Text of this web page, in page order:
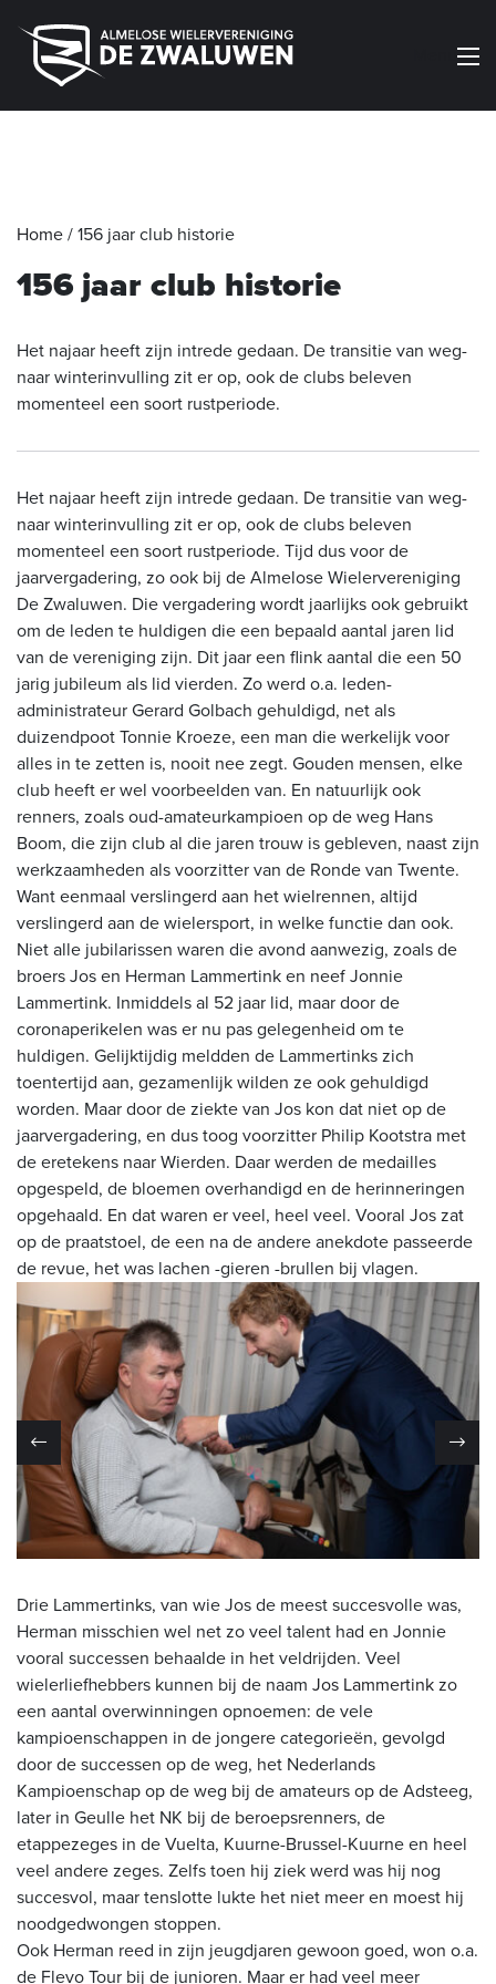
Home / 156 jaar club historie
156 jaar club historie
Het najaar heeft zijn intrede gedaan. De transitie van weg-
naar winterinvulling zit er op, ook de clubs beleven
momenteel een soort rustperiode.
Het najaar heeft zijn intrede gedaan. De transitie van weg-
naar winterinvulling zit er op, ook de clubs beleven
momenteel een soort rustperiode. Tijd dus voor de
jaarvergadering, zo ook bij de Almelose Wielervereniging
De Zwaluwen. Die vergadering wordt jaarlijks ook gebruikt
om de leden te huldigen die een bepaald aantal jaren lid
van de vereniging zijn. Dit jaar een flink aantal die een 50
jarig jubileum als lid vierden. Zo werd o.a. leden-
administrateur Gerard Golbach gehuldigd, net als
duizendpoot Tonnie Kroeze, een man die werkelijk voor
alles in te zetten is, nooit nee zegt. Gouden mensen, elke
club heeft er wel voorbeelden van. En natuurlijk ook
renners, zoals oud-amateurkampioen op de weg Hans
Boom, die zijn club al die jaren trouw is gebleven, naast zijn
werkzaamheden als voorzitter van de Ronde van Twente.
Want eenmaal verslingerd aan het wielrennen, altijd
verslingerd aan de wielersport, in welke functie dan ook.
Niet alle jubilarissen waren die avond aanwezig, zoals de
broers Jos en Herman Lammertink en neef Jonnie
Lammertink. Inmiddels al 52 jaar lid, maar door de
coronaperikelen was er nu pas gelegenheid om te
huldigen. Gelijktijdig meldden de Lammertinks zich
toentertijd aan, gezamenlijk wilden ze ook gehuldigd
worden. Maar door de ziekte van Jos kon dat niet op de
jaarvergadering, en dus toog voorzitter Philip Kootstra met
de eretekens naar Wierden. Daar werden de medailles
opgespeld, de bloemen overhandigd en de herinneringen
opgehaald. En dat waren er veel, heel veel. Vooral Jos zat
op de praatstoel, de een na de andere anekdote passeerde
de revue, het was lachen -gieren -brullen bij vlagen.
Drie Lammertinks, van wie Jos de meest succesvolle was,
Herman misschien wel net zo veel talent had en Jonnie
vooral successen behaalde in het veldrijden. Veel
wielerliefhebbers kunnen bij de naam Jos Lammertink zo
een aantal overwinningen opnoemen: de vele
kampioenschappen in de jongere categorieën, gevolgd
door de successen op de weg, het Nederlands
Kampioenschap op de weg bij de amateurs op de Adsteeg,
later in Geulle het NK bij de beroepsrenners, de
etappezeges in de Vuelta, Kuurne-Brussel-Kuurne en heel
veel andere zeges. Zelfs toen hij ziek werd was hij nog
succesvol, maar tenslotte lukte het niet meer en moest hij
noodgedwongen stoppen.
Ook Herman reed in zijn jeugdjaren gewoon goed, won o.a.
de Flevo Tour bij de junioren. Maar er had veel meer